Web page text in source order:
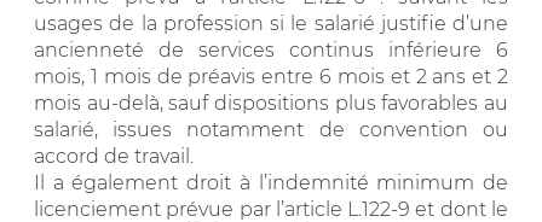
usages de la profession si le salarié justifie d’une
ancienneté de services continus inférieure 6
mois, 1 mois de préavis entre 6 mois et 2 ans et 2
mois au-delà, sauf dispositions plus favorables au
salarié, issues notamment de convention ou
accord de travail.
Il a également droit à l’indemnité minimum de
licenciement prévue par l’article L.122-9 et dont le